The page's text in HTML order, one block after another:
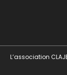
L’association